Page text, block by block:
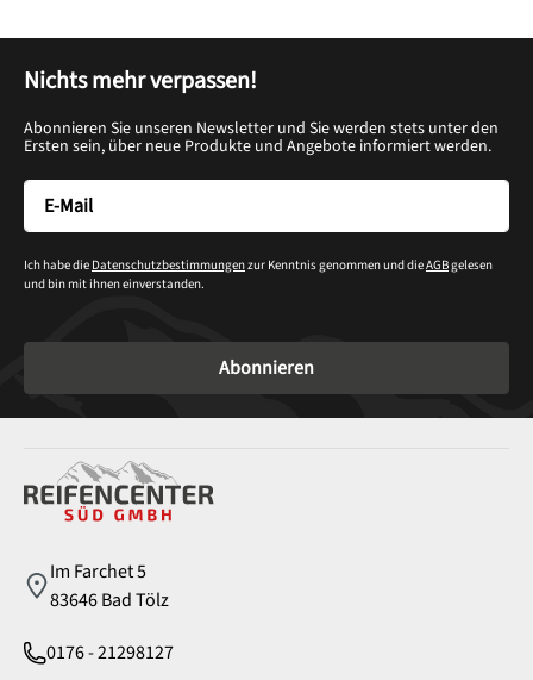
Nichts mehr verpassen!
Abonnieren Sie unseren Newsletter und Sie werden stets unter den
Ersten sein, über neue Produkte und Angebote informiert werden.
Ich habe die Datenschutzbestimmungenzur Kenntnis genommen und dieAGBgelesen
und bin mit ihnen einverstanden.
Abonnieren
Im Farchet 5
83646 Bad Tölz
0176 - 21298127